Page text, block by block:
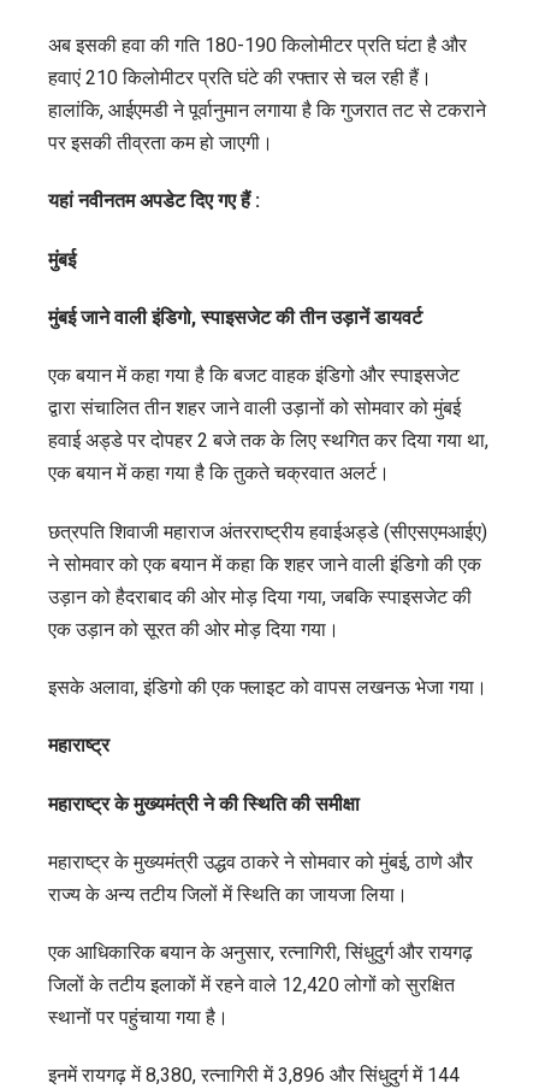
अब इसकी हवा की गति 180-190 किलोमीटर प्रति घंटा है और
हवाएं 210 किलोमीटर प्रति घंटे की रफ्तार से चल रही हैं।
हालांकि, आईएमडी ने पूर्वानुमान लगाया है कि गुजरात तट से टकराने
पर इसकी तीव्रता कम हो जाएगी।
यहां नवीनतम अपडेट दिए गए हैं :
मुंबई
मुंबई जाने वाली इंडिगो, स्पाइसजेट की तीन उड़ानें डायवर्ट
एक बयान में कहा गया है कि बजट वाहक इंडिगो और स्पाइसजेट
द्वारा संचालित तीन शहर जाने वाली उड़ानों को सोमवार को मुंबई
हवाई अड्डे पर दोपहर 2 बजे तक के लिए स्थगित कर दिया गया था,
एक बयान में कहा गया है कि तुकते चक्रवात अलर्ट।
छत्रपति शिवाजी महाराज अंतरराष्ट्रीय हवाईअड्डे (सीएसएमआईए)
ने सोमवार को एक बयान में कहा कि शहर जाने वाली इंडिगो की एक
उड़ान को हैदराबाद की ओर मोड़ दिया गया, जबकि स्पाइसजेट की
एक उड़ान को सूरत की ओर मोड़ दिया गया।
इसके अलावा, इंडिगो की एक फ्लाइट को वापस लखनऊ भेजा गया।
महाराष्ट्र
महाराष्ट्र के मुख्यमंत्री ने की स्थिति की समीक्षा
महाराष्ट्र के मुख्यमंत्री उद्धव ठाकरे ने सोमवार को मुंबई, ठाणे और
राज्य के अन्य तटीय जिलों में स्थिति का जायजा लिया।
एक आधिकारिक बयान के अनुसार, रत्नागिरी, सिंधुदुर्ग और रायगढ़
जिलों के तटीय इलाकों में रहने वाले 12,420 लोगों को सुरक्षित
स्थानों पर पहुंचाया गया है।
इनमें रायगढ़ में 8,380, रत्नागिरी में 3,896 और सिंधुदुर्ग में 144